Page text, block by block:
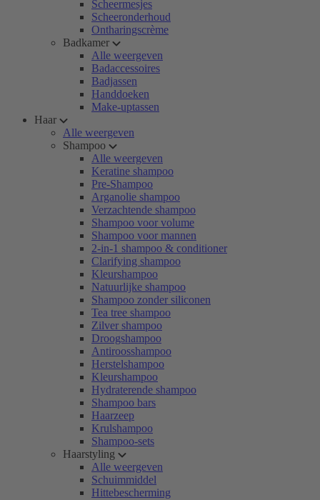
Scheermesjes
Scheeronderhoud
Ontharingscrème
Badkamer
Alle weergeven
Badaccessoires
Badjassen
Handdoeken
Make-uptassen
Haar
Alle weergeven
Shampoo
Alle weergeven
Keratine shampoo
Pre-Shampoo
Arganolie shampoo
Verzachtende shampoo
Shampoo voor volume
Shampoo voor mannen
2-in-1 shampoo & conditioner
Clarifying shampoo
Kleurshampoo
Natuurlijke shampoo
Shampoo zonder siliconen
Tea tree shampoo
Zilver shampoo
Droogshampoo
Antiroosshampoo
Herstelshampoo
Kleurshampoo
Hydraterende shampoo
Shampoo bars
Haarzeep
Krulshampoo
Shampoo-sets
Haarstyling
Alle weergeven
Schuimmiddel
Hittebescherming